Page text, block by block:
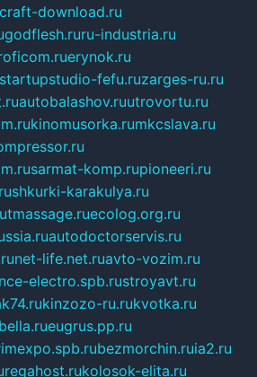
download.ru
godflesh.ruru-industria.ru
erynok.ru
startupstudio-fefu.ruzarges-ru.ru
autobalashov.ruutrovortu.ru
kinomusorka.rumkcslava.ru
sarmat-komp.rupioneeri.ru
shkurki-karakulya.ru
ecolog.org.ru
autodoctorservis.ru
net-life.net.ruavto-vozim.ru
electro.spb.rustroyavt.ru
kinzozo-ru.rukvotka.ru
eugrus.pp.ru
bezmorchin.ruia2.ru
regahost.rukolosok-elita.ru